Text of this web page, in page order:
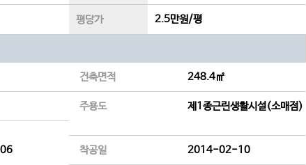
평당가 2.5만원/평
건축면적 248.4㎡
주용도 제1종근린생활시설(소매점)
착공일 2014-02-10